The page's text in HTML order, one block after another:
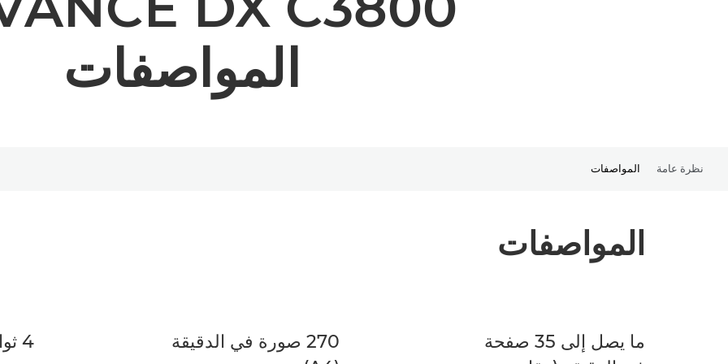
المواصفات
نظرة عامة المواصفات
المواصفات
ما يصل إلى 35 صفحة
270 صورة في الدقيقة
4 ثوانٍ